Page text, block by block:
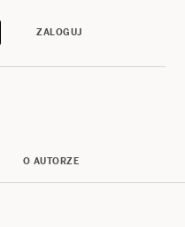
ZALOGUJ
O AUTORZE